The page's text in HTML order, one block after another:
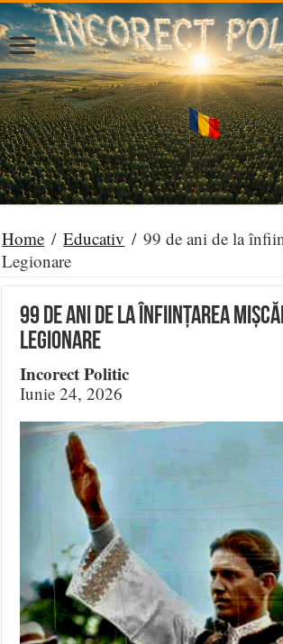
Home / Educativ / 99 de ani de la
Legionare
99 de ani de la înființarea
Legionare
Incorect Politic
Iunie 24, 2026